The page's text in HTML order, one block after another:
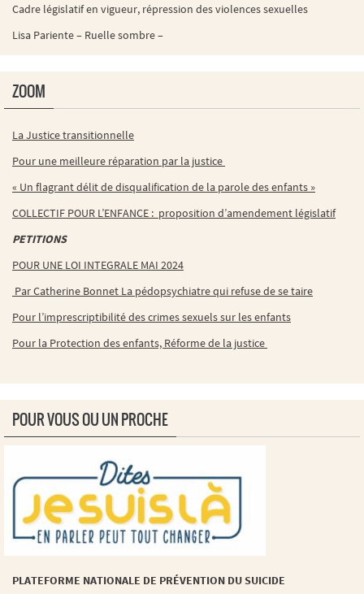
Cadre législatif en vigueur, répression des violences sexuelles
Lisa Pariente – Ruelle sombre –
ZOOM
La Justice transitionnelle
Pour une meilleure réparation par la justice
« Un flagrant délit de disqualification de la parole des enfants »
COLLECTIF POUR L’ENFANCE : proposition d’amendement législatif
PETITIONS
POUR UNE LOI INTEGRALE MAI 2024
Par Catherine Bonnet La pédopsychiatre qui refuse de se taire
Pour l’imprescriptibilité des crimes sexuels sur les enfants
Pour la Protection des enfants, Réforme de la justice
POUR VOUS OU UN PROCHE
PLATEFORME NATIONALE DE PRÉVENTION DU SUICIDE